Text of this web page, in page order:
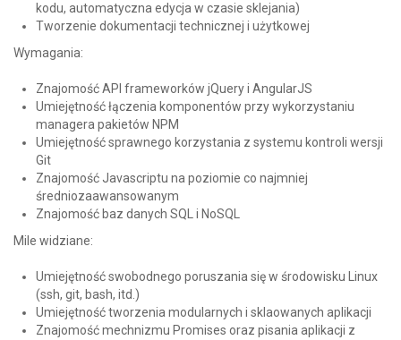
kodu, automatyczna edycja w czasie sklejania)
Tworzenie dokumentacji technicznej i użytkowej
Wymagania:
Znajomość API frameworków jQuery i AngularJS
Umiejętność łączenia komponentów przy wykorzystaniu
managera pakietów NPM
Umiejętność sprawnego korzystania z systemu kontroli wersji
Git
Znajomość Javascriptu na poziomie co najmniej
średniozaawansowanym
Znajomość baz danych SQL i NoSQL
Mile widziane:
Umiejętność swobodnego poruszania się w środowisku Linux
(ssh, git, bash, itd.)
Umiejętność tworzenia modularnych i sklaowanych aplikacji
Znajomość mechnizmu Promises oraz pisania aplikacji z